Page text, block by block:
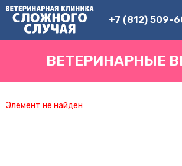
+7 (812) 509-
ВЕТЕРИНАРНЫЕ
Элемент не найден